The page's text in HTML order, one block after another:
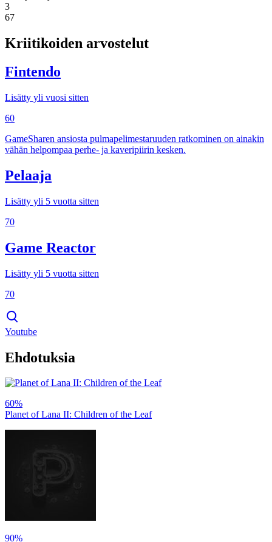
3
67
Kriitikoiden arvostelut
Fintendo
Lisätty yli vuosi sitten
60
GameSharen ansiosta pulmapelimestaruuden ratkominen on ainakin
vähän helpompaa perhe- ja kaveripiirin kesken.
Pelaaja
Lisätty yli 5 vuotta sitten
70
Game Reactor
Lisätty yli 5 vuotta sitten
70
Youtube
Ehdotuksia
60%
Planet of Lana II: Children of the Leaf
90%